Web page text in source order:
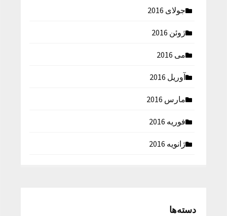
جولای 2016
ژوئن 2016
می 2016
آوریل 2016
مارس 2016
فوریه 2016
ژانویه 2016
دسته‌ها